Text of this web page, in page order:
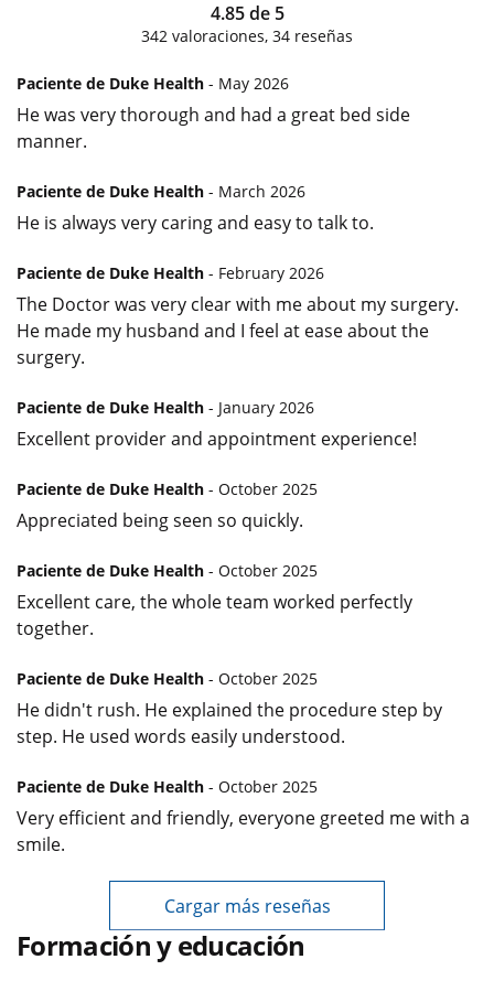
4.85de 5
342 valoraciones, 34 reseñas
Paciente de Duke Health - May 2026
He was very thorough and had a great bed side
manner.
Paciente de Duke Health - March 2026
He is always very caring and easy to talk to.
Paciente de Duke Health - February 2026
The Doctor was very clear with me about my surgery.
He made my husband and I feel at ease about the
surgery.
Paciente de Duke Health - January 2026
Excellent provider and appointment experience!
Paciente de Duke Health - October 2025
Appreciated being seen so quickly.
Paciente de Duke Health - October 2025
Excellent care, the whole team worked perfectly
together.
Paciente de Duke Health - October 2025
He didn't rush. He explained the procedure step by
step. He used words easily understood.
Paciente de Duke Health - October 2025
Very efficient and friendly, everyone greeted me with a
smile.
Cargar más reseñas
Formación y educación